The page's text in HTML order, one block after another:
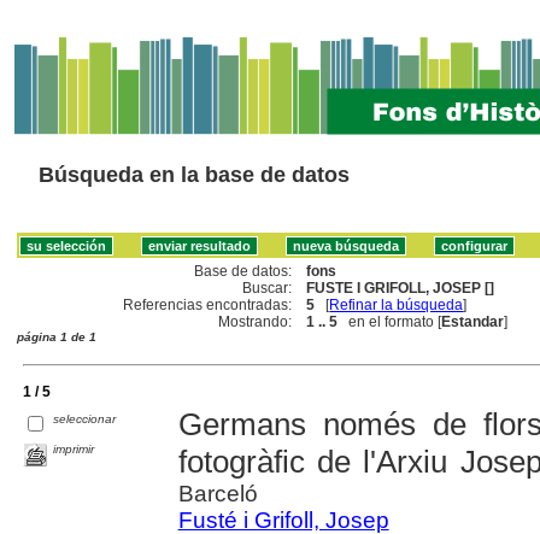
Búsqueda en la base de datos
Base de datos:
fons
Buscar:
FUSTE I GRIFOLL, JOSEP []
Referencias encontradas:
5 [Refinar la búsqueda]
Mostrando:
1 .. 5 en el formato [Estandar]
página 1 de 1
1 / 5
seleccionar
imprimir
Germans només de
fotogràfic de l'Arxiu
Barceló
Fusté i Grifoll, Josep